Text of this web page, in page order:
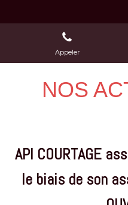
Appeler
NOS
API COURTAGE
le biais de son